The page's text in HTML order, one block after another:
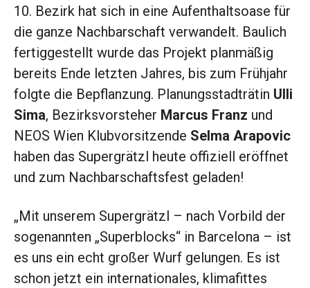
10. Bezirk hat sich in eine Aufenthaltsoase für
die ganze Nachbarschaft verwandelt. Baulich
fertiggestellt wurde das Projekt planmäßig
bereits Ende letzten Jahres, bis zum Frühjahr
folgte die Bepflanzung. Planungsstadträtin Ulli
Sima, Bezirksvorsteher Marcus Franz und
NEOS Wien Klubvorsitzende Selma Arapovic
haben das Supergrätzl heute offiziell eröffnet
und zum Nachbarschaftsfest geladen!
„Mit unserem Supergrätzl – nach Vorbild der
sogenannten „Superblocks“ in Barcelona – ist
es uns ein echt großer Wurf gelungen. Es ist
schon jetzt ein internationales, klimafittes